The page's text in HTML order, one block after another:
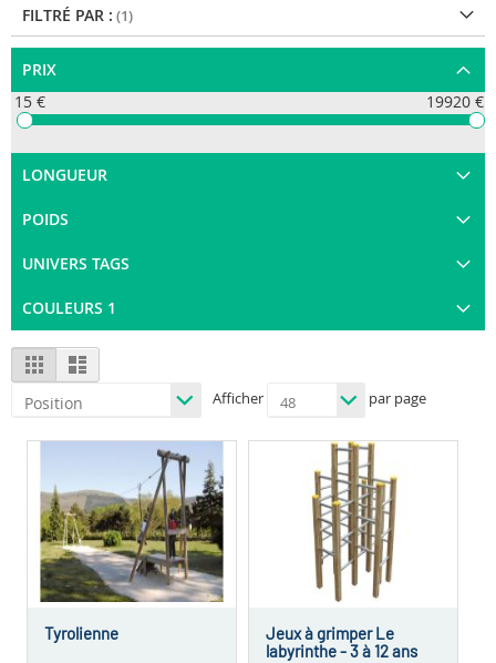
View
as
Grid List
Afficher par page
Tyrolienne
Jeux à grimper Le
labyrinthe - 3 à 12 ans
FILTRÉ PAR :
PRIX
15 €
19920 €
LONGUEUR
POIDS
UNIVERS TAGS
COULEURS 1